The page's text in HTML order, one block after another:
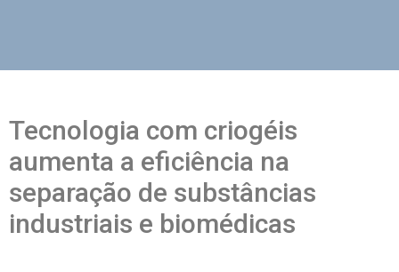
Tecnologia com criogéis
aumenta a eficiência na
separação de substâncias
industriais e biomédicas